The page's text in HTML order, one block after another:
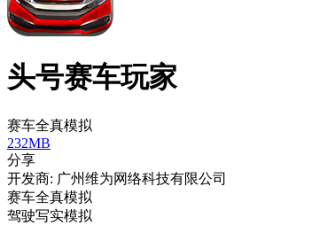
头号赛车玩家
赛车全真模拟
232MB
分享
开发商: 广州维为网络科技有限公司
赛车全真模拟
驾驶写实模拟